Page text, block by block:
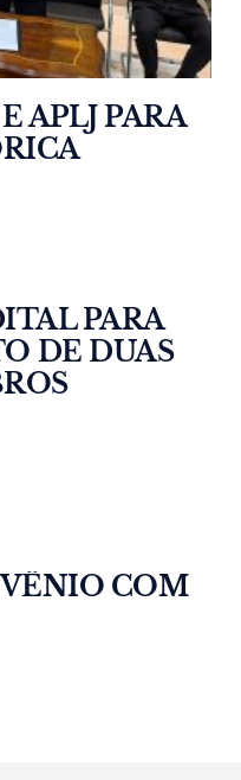
APLJ PARA
PARA
DE DUAS
COM